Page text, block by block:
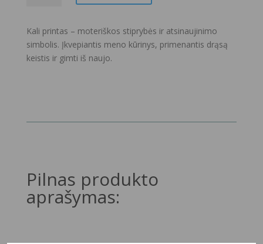
autorinė
meno
spauda
Kali printas – moteriškos stiprybės ir atsinaujinimo
simbolis. Įkvepiantis meno kūrinys, primenantis drąsą
keistis ir gimti iš naujo.
Pilnas produkto
aprašymas: